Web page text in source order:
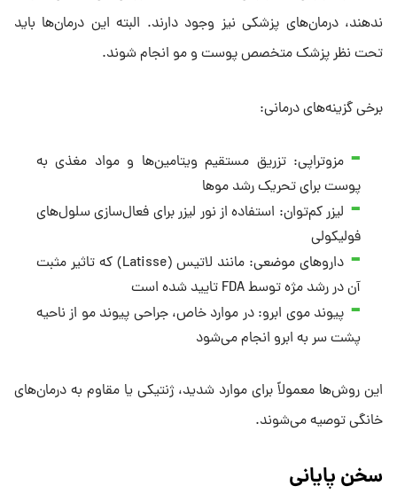
ندهند، درمان‌های پزشکی نیز وجود دارند. البته این درمان‌ها باید
تحت نظر پزشک متخصص پوست و مو انجام شوند.
برخی گزینه‌های درمانی:
مزوتراپی: تزریق مستقیم ویتامین‌ها و مواد مغذی به
پوست برای تحریک رشد موها
لیزر کم‌توان: استفاده از نور لیزر برای فعال‌سازی سلول‌های
فولیکولی
داروهای موضعی: مانند لاتیس (Latisse) که تاثیر مثبت
آن در رشد مژه توسط FDA تایید شده است
پیوند موی ابرو: در موارد خاص، جراحی پیوند مو از ناحیه
پشت سر به ابرو انجام می‌شود
این روش‌ها معمولاً برای موارد شدید، ژنتیکی یا مقاوم به درمان‌های
خانگی توصیه می‌شوند.
سخن پایانی